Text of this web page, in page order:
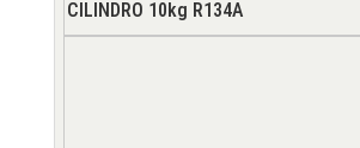
CILINDRO 10kg R134A